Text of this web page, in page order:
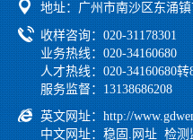
学习之家
地址：广州市南沙区东涌
收样咨询：020-31178301
业务热线：020-
人才热线：020-34160680
服务监督：
英文网址：http://
中文网址：稳固.网址 检测